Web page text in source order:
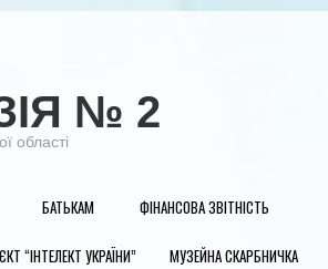
№ 2
області
БАТЬКАМ ФІНАНСОВА ЗВІТНІСТЬ
“ІНТЕЛЕКТ УКРАЇНИ” МУЗЕЙНА СКАРБНИЧКА